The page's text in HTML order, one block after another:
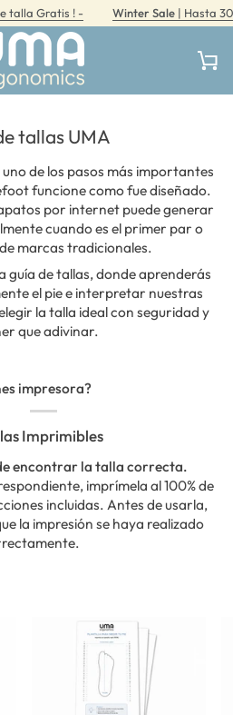
Gratis ! - Winter Sale| Hasta 30%
tallas UMA
de los pasos más importantes
funcione como fue diseñado.
por internet puede generar
cuando es el primer par o
marcas tradicionales.
guía de tallas, donde aprenderás
el pie e interpretar nuestras
la talla ideal con seguridad y
que adivinar.
impresora?
Imprimibles
encontrar la talla correcta.
imprímela al 100% de
incluidas. Antes de usarla,
la impresión se haya realizado